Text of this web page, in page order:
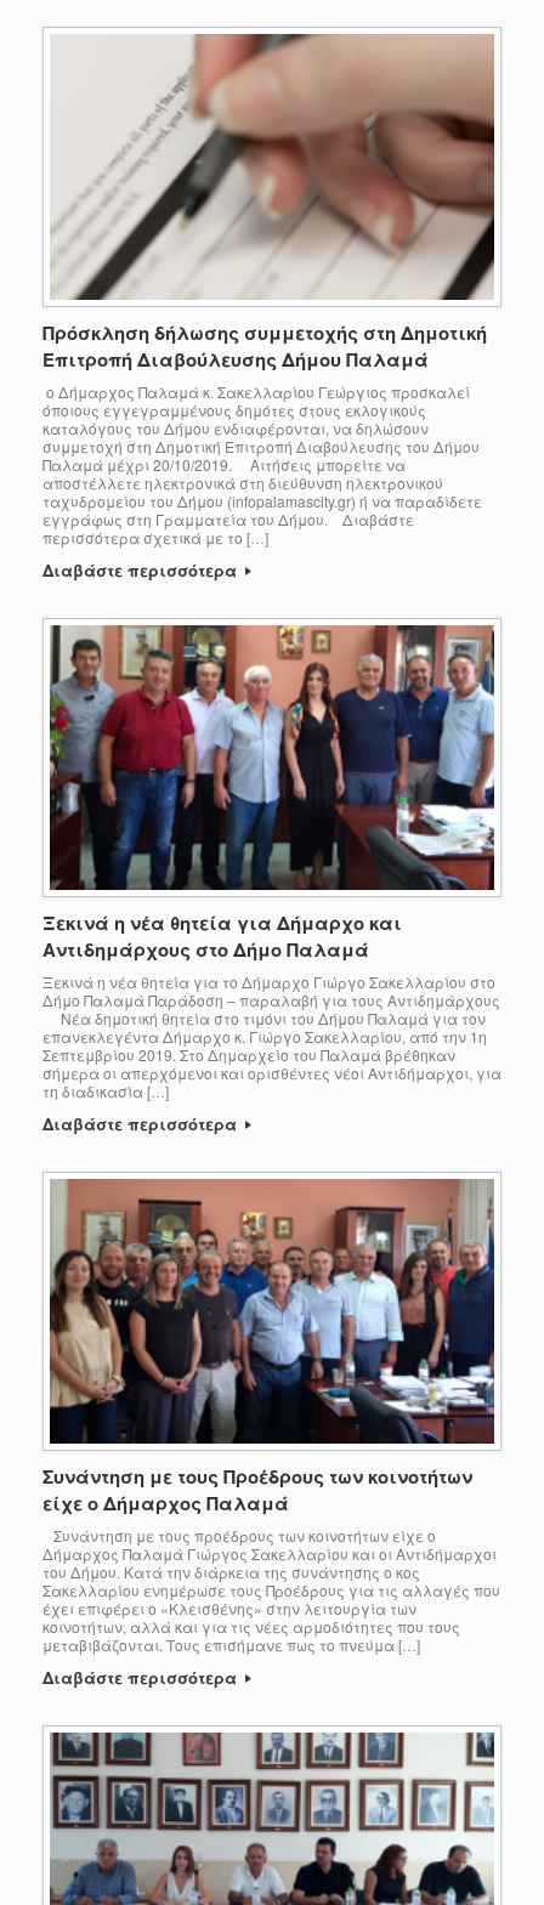
Πρόσκληση δήλωσης συμμετοχής στη Δημοτική
Επιτροπή Διαβούλευσης Δήμου Παλαμά
ο Δήμαρχος Παλαμά κ. Σακελλαρίου Γεώργιος προσκαλεί
όποιους εγγεγραμμένους δημότες στους εκλογικούς
καταλόγους του Δήμου ενδιαφέρονται, να δηλώσουν
συμμετοχή στη Δημοτική Επιτροπή Διαβούλευσης του Δήμου
Παλαμά μέχρι 20/10/2019. Αιτήσεις μπορείτε να
αποστέλλετε ηλεκτρονικά στη διεύθυνση ηλεκτρονικού
ταχυδρομείου του Δήμου (infopalamascity.gr) ή να παραδίδετε
εγγράφως στη Γραμματεία του Δήμου. Διαβάστε
περισσότερα σχετικά με το […]
Διαβάστε περισσότερα
Ξεκινά η νέα θητεία για Δήμαρχο και
Αντιδημάρχους στο Δήμο Παλαμά
Ξεκινά η νέα θητεία για το Δήμαρχο Γιώργο Σακελλαρίου στο
Δήμο Παλαμά Παράδοση – παραλαβή για τους Αντιδημάρχους
Νέα δημοτική θητεία στο τιμόνι του Δήμου Παλαμά για τον
επανεκλεγέντα Δήμαρχο κ. Γιώργο Σακελλαρίου, από την 1η
Σεπτεμβρίου 2019. Στο Δημαρχείο του Παλαμά βρέθηκαν
σήμερα οι απερχόμενοι και ορισθέντες νέοι Αντιδήμαρχοι, για
τη διαδικασία […]
Διαβάστε περισσότερα
Συνάντηση με τους Προέδρους των κοινοτήτων
είχε ο Δήμαρχος Παλαμά
Συνάντηση με τους προέδρους των κοινοτήτων είχε ο
Δήμαρχος Παλαμά Γιώργος Σακελλαρίου και οι Αντιδήμαρχοι
του Δήμου. Κατά την διάρκεια της συνάντησης ο κος
Σακελλαρίου ενημέρωσε τους Προέδρους για τις αλλαγές που
έχει επιφέρει ο «Κλεισθένης» στην λειτουργία των
κοινοτήτων, αλλά και για τις νέες αρμοδιότητες που τους
μεταβιβάζονται. Τους επισήμανε πως το πνεύμα […]
Διαβάστε περισσότερα